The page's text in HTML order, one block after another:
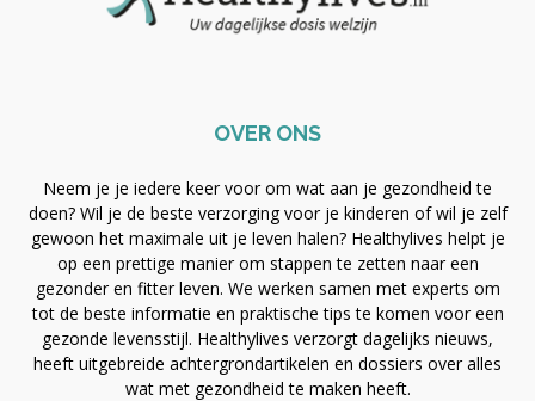
OVER ONS
Neem je je iedere keer voor om wat aan je gezondheid te
doen? Wil je de beste verzorging voor je kinderen of wil je zelf
gewoon het maximale uit je leven halen? Healthylives helpt je
op een prettige manier om stappen te zetten naar een
gezonder en fitter leven. We werken samen met experts om
tot de beste informatie en praktische tips te komen voor een
gezonde levensstijl. Healthylives verzorgt dagelijks nieuws,
heeft uitgebreide achtergrondartikelen en dossiers over alles
wat met gezondheid te maken heeft.